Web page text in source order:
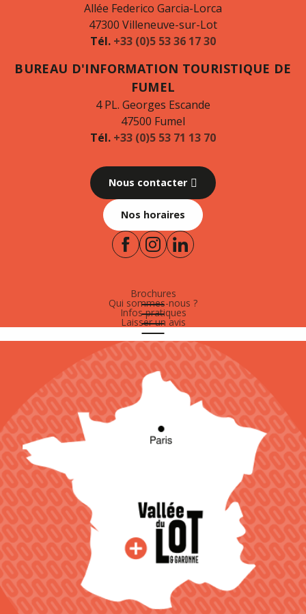
Allée Federico Garcia-Lorca
47300 Villeneuve-sur-Lot
Tél. +33 (0)5 53 36 17 30
BUREAU D'INFORMATION TOURISTIQUE DE
FUMEL
4 PL. Georges Escande
47500 Fumel
Tél. +33 (0)5 53 71 13 70
Nous contacter
Nos horaires
Brochures
Qui sommes-nous ?
Infos pratiques
Laisser un avis